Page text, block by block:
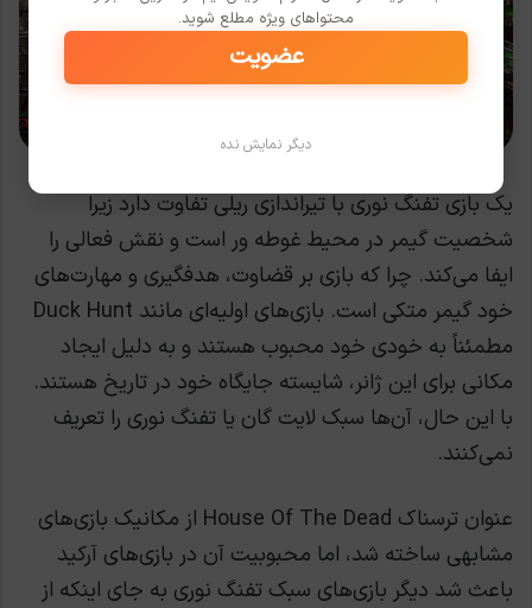
یک بازی تفنگ نوری با تیراندازی ریلی تفاوت دارد زیرا
شخصیت گیمر در محیط غوطه ور است و نقش فعالی را
ایفا می‌کند. چرا که بازی بر قضاوت، هدفگیری و مهارت‌های
خود گیمر متکی است. بازی‌های اولیه‌ای مانند Duck Hunt
مطمئناً به خودی خود محبوب هستند و به دلیل ایجاد
مکانی برای این ژانر، شایسته جایگاه خود در تاریخ هستند.
با این حال، آن‌ها سبک لایت گان یا تفنگ نوری را تعریف
نمی‌کنند.
عنوان ترسناک House Of The Dead از مکانیک بازی‌های
مشابهی ساخته شد، اما محبوبیت آن در بازی‌های آرکید
باعث شد دیگر بازی‌های سبک تفنگ نوری به جای اینکه از
محتواهای ویژه مطلع شوید.
عضویت
دیگر نمایش نده